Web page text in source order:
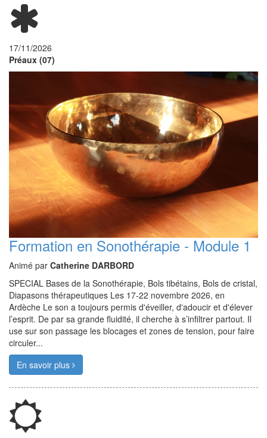
17/11/2026
Préaux (07)
Formation en Sonothérapie - Module 1
Animé par Catherine DARBORD
SPECIAL Bases de la Sonothérapie, Bols tibétains, Bols de cristal,
Diapasons thérapeutiques Les 17-22 novembre 2026, en
Ardèche Le son a toujours permis d'éveiller, d'adoucir et d'élever
l’esprit. De par sa grande fluidité, il cherche à s’infiltrer partout. Il
use sur son passage les blocages et zones de tension, pour faire
circuler...
En savoir plus